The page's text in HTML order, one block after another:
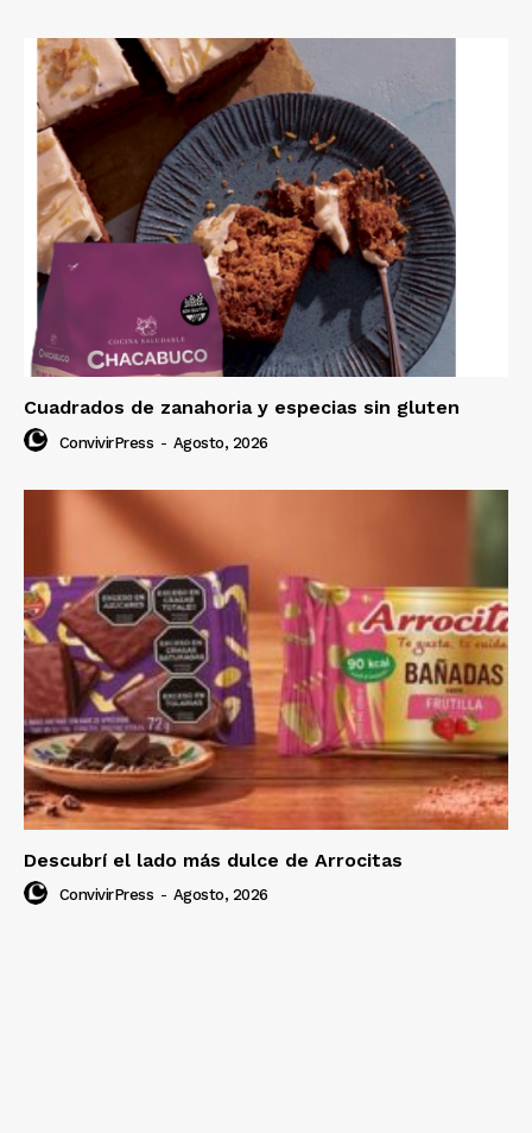
Cuadrados de zanahoria y especias sin gluten
ConvivirPress - Agosto, 2026
Descubrí el lado más dulce de Arrocitas
ConvivirPress - Agosto, 2026